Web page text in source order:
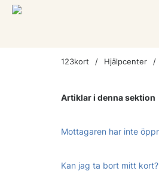
123kort Hjälpcenter
Artiklar i denna sektion
Mottagaren har inte
Kan jag ta bort mitt kort?